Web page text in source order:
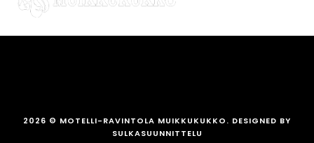
2026 © MOTELLI-RAVINTOLA MUIKKUKUKKO. DESIGNED BY
SULKASUUNNITTELU